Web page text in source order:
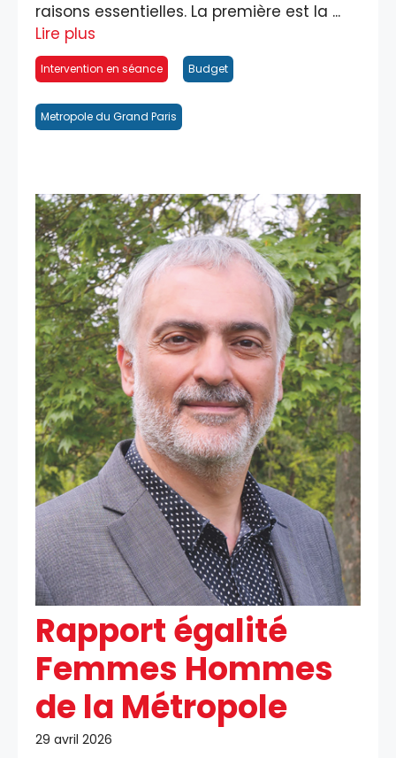
raisons essentielles. La première est la ...
Lire plus
Intervention en séance Budget
Metropole du Grand Paris
Rapport égalité
Femmes Hommes
de la Métropole
29 avril 2026